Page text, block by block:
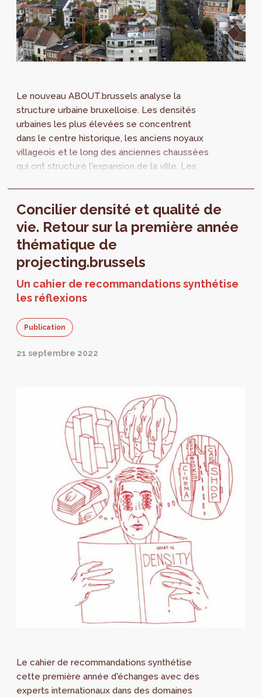
Le nouveau ABOUT.brussels analyse la
structure urbaine bruxelloise. Les densités
urbaines les plus élevées se concentrent
dans le centre historique, les anciens noyaux
villageois et le long des anciennes chaussées
qui ont structuré l'expansion de la ville. Les
bureaux, par exemple, présentent
généralement des densités élevées, tandis
que les zones productives combinent
souvent une forte emprise au sol avec des
bâtiments peu élevés.
Concilier densité et qualité de
vie. Retour sur la première année
thématique de
projecting.brussels
Un cahier de recommandations synthétise
les réflexions
Publication
21 septembre 2022
Le cahier de recommandations synthétise
cette première année d'échanges avec des
experts internationaux dans des domaines